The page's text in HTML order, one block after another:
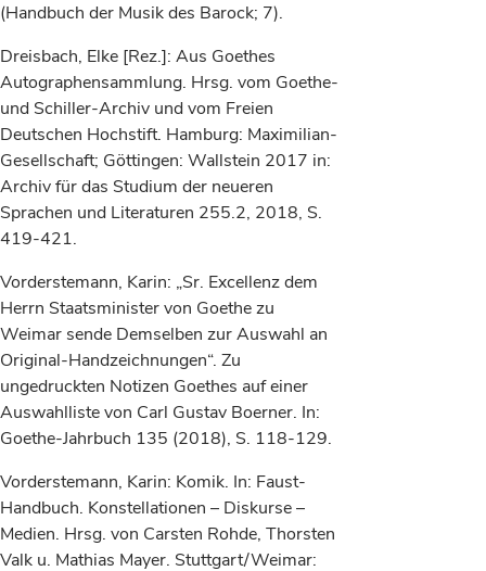
(Handbuch der Musik des Barock; 7).
Dreisbach, Elke [Rez.]: Aus Goethes
Autographensammlung. Hrsg. vom Goethe-
und Schiller-Archiv und vom Freien
Deutschen Hochstift. Hamburg: Maximilian-
Gesellschaft; Göttingen: Wallstein 2017 in:
Archiv für das Studium der neueren
Sprachen und Literaturen 255.2, 2018, S.
419-421.
Vorderstemann, Karin: „Sr. Excellenz dem
Herrn Staatsminister von Goethe zu
Weimar sende Demselben zur Auswahl an
Original-Handzeichnungen“. Zu
ungedruckten Notizen Goethes auf einer
Auswahlliste von Carl Gustav Boerner. In:
Goethe-Jahrbuch 135 (2018), S. 118-129.
Vorderstemann, Karin: Komik. In: Faust-
Handbuch. Konstellationen – Diskurse –
Medien. Hrsg. von Carsten Rohde, Thorsten
Valk u. Mathias Mayer. Stuttgart/Weimar: